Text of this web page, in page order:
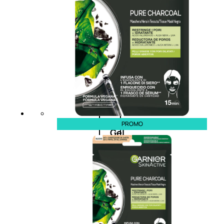
cristalli
Spray
Cera
e
crema
Gel
capelli
Colorazione
SOLARI
PROMO